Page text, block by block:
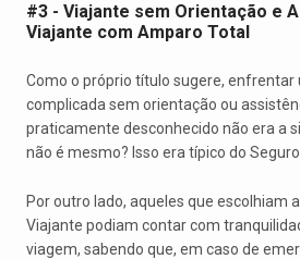
#3 - Viajante sem Orientação e
Viajante com Amparo Total
Como o próprio título sugere, enfrentar
complicada sem orientação ou
praticamente desconhecido não era a
não é mesmo? Isso era típico do
Por outro lado, aqueles que escolhiam
Viajante podiam contar com
viagem, sabendo que, em caso de